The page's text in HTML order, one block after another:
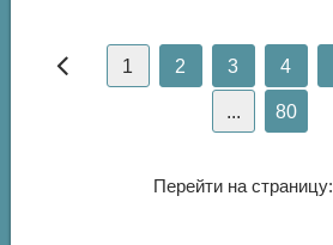
1 2 3 4
... 80
Перейти на страницу: